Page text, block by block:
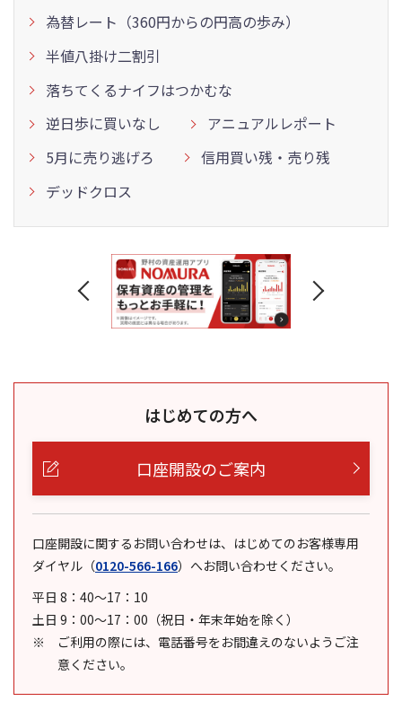
為替レート（360円からの円高の歩み）
半値八掛け二割引
落ちてくるナイフはつかむな
逆日歩に買いなし
アニュアルレポート
5月に売り逃げろ
信用買い残・売り残
デッドクロス
はじめての方へ
口座開設のご案内
口座開設に関するお問い合わせは、はじめてのお客様専用
ダイヤル （0120-566-166） へお問い合わせください。
平日 8：40～17：10
土日 9：00～17：00（祝日・年末年始を除く）
ご利用の際には、電話番号をお間違えのないようご注
意ください。